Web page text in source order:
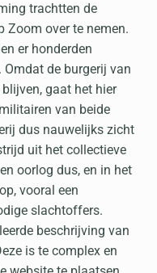
trachtten de
Zoom over te nemen.
er honderden
de burgerij van
gaat het hier
van beide
dus nauwelijks zicht
uit het collectieve
oorlog dus, en in het
vooral een
slachtoffers.
beschrijving van
is te complex en